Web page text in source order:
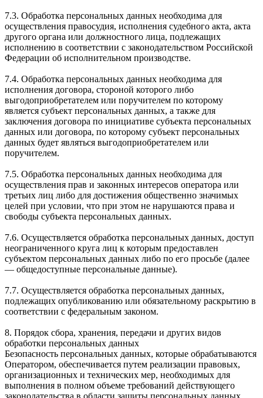
7.3. Обработка персональных данных необходима для
осуществления правосудия, исполнения судебного акта, акта
другого органа или должностного лица, подлежащих
исполнению в соответствии с законодательством Российской
Федерации об исполнительном производстве.
7.4. Обработка персональных данных необходима для
исполнения договора, стороной которого либо
выгодоприобретателем или поручителем по которому
является субъект персональных данных, а также для
заключения договора по инициативе субъекта персональных
данных или договора, по которому субъект персональных
данных будет являться выгодоприобретателем или
поручителем.
7.5. Обработка персональных данных необходима для
осуществления прав и законных интересов оператора или
третьих лиц либо для достижения общественно значимых
целей при условии, что при этом не нарушаются права и
свободы субъекта персональных данных.
7.6. Осуществляется обработка персональных данных, доступ
неограниченного круга лиц к которым предоставлен
субъектом персональных данных либо по его просьбе (далее
— общедоступные персональные данные).
7.7. Осуществляется обработка персональных данных,
подлежащих опубликованию или обязательному раскрытию в
соответствии с федеральным законом.
8. Порядок сбора, хранения, передачи и других видов
обработки персональных данных
Безопасность персональных данных, которые обрабатываются
Оператором, обеспечивается путем реализации правовых,
организационных и технических мер, необходимых для
выполнения в полном объеме требований действующего
законодательства в области защиты персональных данных.